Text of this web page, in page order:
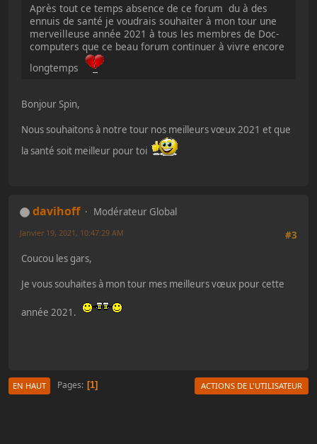
Après tout ce temps absence de ce forum du à des
ennuis de santé je voudrais souhaiter à mon tour une
merveilleuse année 2021 à tous les membres de Doc-
computers que ce beau forum continuer à vivre encore
longtemps
Bonjour Spin,
Nous souhaitons à notre tour nos meilleurs vœux 2021 et que
la santé soit meilleur pour toi
davihoff
Modérateur Global
#3
Janvier 19, 2021, 10:47:29 AM
Coucou les gars,
Je vous souhaites à mon tour mes meilleurs vœux pour cette
année 2021.
EN HAUT Pages 1 ACTIONS DE L'UTILISATEUR